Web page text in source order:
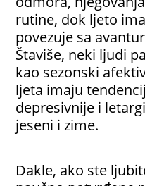
rutine, dok ljeto
povezuje sa
Štaviše, neki ljudi
kao sezonski
ljeta imaju
depresivnije i
jeseni i zime.
Dakle, ako ste